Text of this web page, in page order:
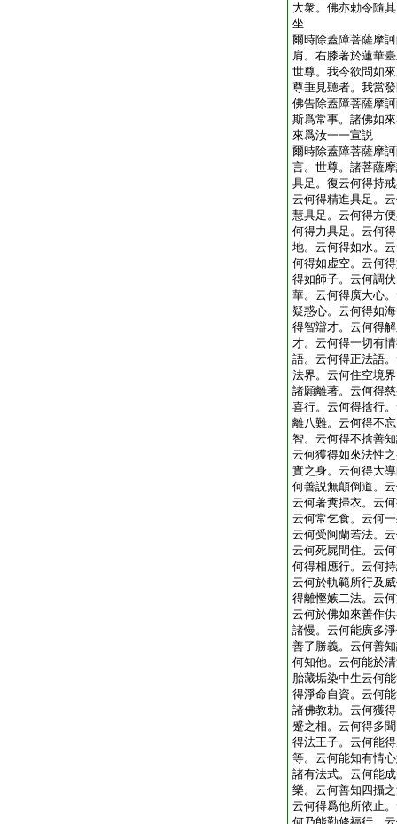
大衆。佛亦勅令隨
坐
爾時除蓋障菩薩摩
肩。右膝著於蓮華
世尊。我今欲問如
尊垂見聽者。我當
佛告除蓋障菩薩摩
斯爲常事。諸佛如
來爲汝一一宣説
爾時除蓋障菩薩摩
言。世尊。諸菩薩
具足。復云何得持
云何得精進具足。
慧具足。云何得方
何得力具足。云何
地。云何得如水。
何得如虚空。云何
得如師子。云何調
華。云何得廣大心
疑惑心。云何得如
得智辯才。云何得
才。云何得一切有
語。云何得正法語
法界。云何住空境
諸願離著。云何得
喜行。云何得捨行
離八難。云何得不
智。云何得不捨善
云何獲得如來法性
實之身。云何得大
何善説無顛倒道。
云何著糞掃衣。云
云何常乞食。云何
云何受阿蘭若法。
云何死屍間住。云
何得相應行。云何
云何於軌範所行及
得離慳嫉二法。云
云何於佛如來善作
諸慢。云何能廣多
善了勝義。云何善
何知他。云何能於
胎藏垢染中生云何
得淨命自資。云何
諸佛教勅。云何獲
蹙之相。云何得多
得法王子。云何能
等。云何能知有情
諸有法式。云何能
樂。云何善知四攝
云何得爲他所依止